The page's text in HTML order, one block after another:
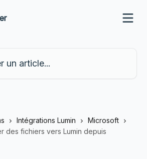
Intégrations Lumin
Microsoft
des fichiers vers Lumin depuis